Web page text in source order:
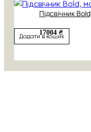
Підсвічник
17004 ₴
Додати в кошик